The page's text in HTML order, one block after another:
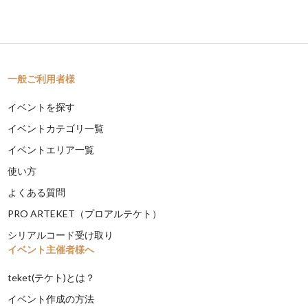
一般ご利用者様
イベントを探す
イベントカテゴリ一覧
イベントエリア一覧
使い方
よくある質問
PRO ARTEKET（プロアルテケト）
シリアルコード受け取り
イベント主催者様へ
teket(テケト)とは？
イベント作成の方法